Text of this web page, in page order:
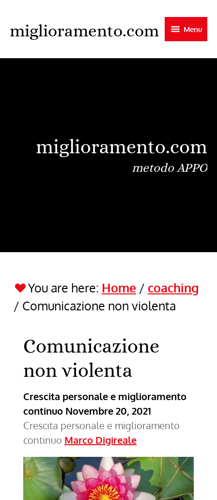
to
content
miglioramento.com Menu
miglioramento.com
metodo APPO
You are here: Home / coaching
/ Comunicazione non violenta
Comunicazione
non violenta
Crescita personale e miglioramento
continuo Novembre 20, 2021
Crescita personale e miglioramento
continuo Marco Digireale